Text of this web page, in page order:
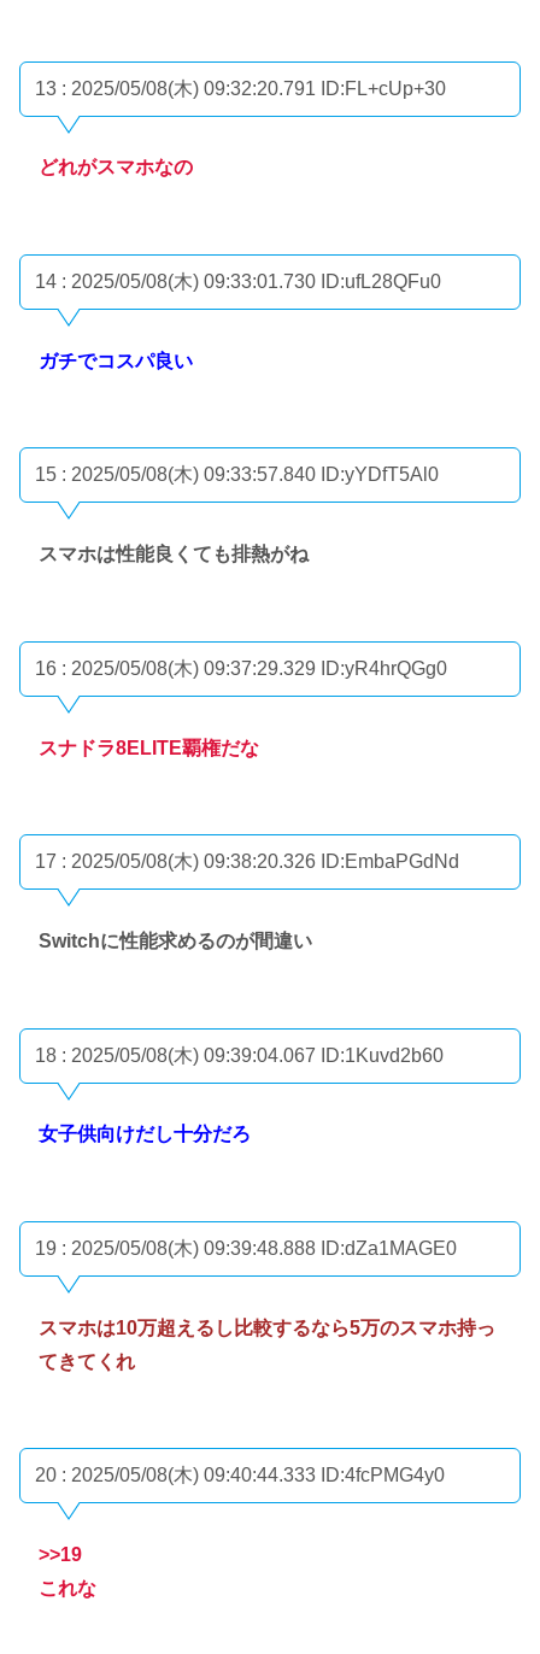
13 : 2025/05/08(木) 09:32:20.791 ID:FL+cUp+30
どれがスマホなの
14 : 2025/05/08(木) 09:33:01.730 ID:ufL28QFu0
ガチでコスパ良い
15 : 2025/05/08(木) 09:33:57.840 ID:yYDfT5Al0
スマホは性能良くても排熱がね
16 : 2025/05/08(木) 09:37:29.329 ID:yR4hrQGg0
スナドラ8ELITE覇権だな
17 : 2025/05/08(木) 09:38:20.326 ID:EmbaPGdNd
Switchに性能求めるのが間違い
18 : 2025/05/08(木) 09:39:04.067 ID:1Kuvd2b60
女子供向けだし十分だろ
19 : 2025/05/08(木) 09:39:48.888 ID:dZa1MAGE0
スマホは10万超えるし比較するなら5万のスマホ持っ
てきてくれ
20 : 2025/05/08(木) 09:40:44.333 ID:4fcPMG4y0
>>19
これな